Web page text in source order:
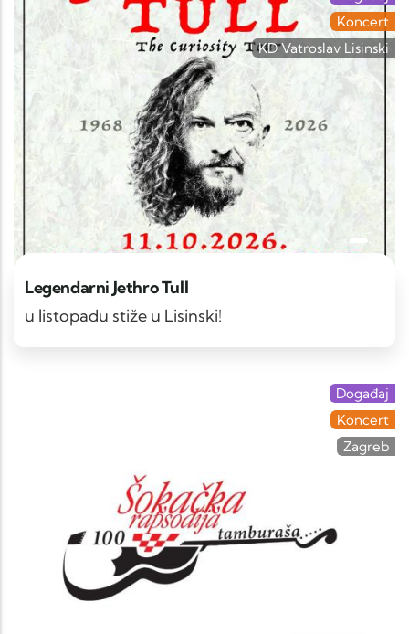
Legendarni Jethro Tull
u listopadu stiže u Lisinski!
Koncert
KD Vatroslav Lisinski
Događaj
Koncert
Zagreb